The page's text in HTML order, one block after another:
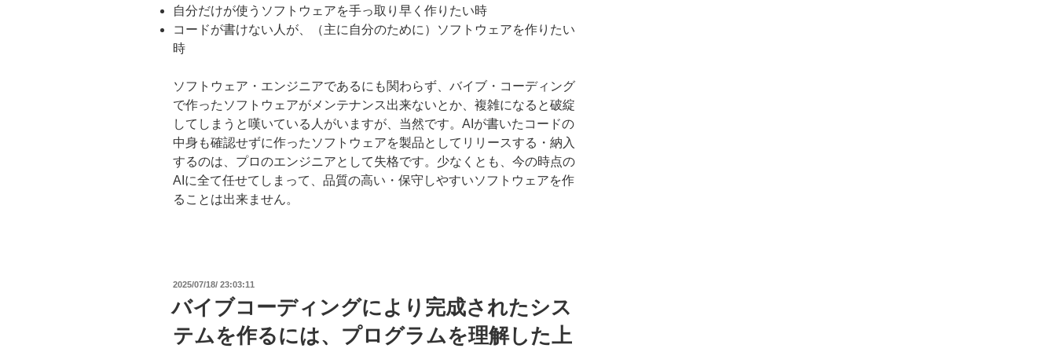
自分だけが使うソフトウェアを手っ取り早く作りたい時
コードが書けない人が、（主に自分のために）ソフトウェアを作りたい
時
ソフトウェア・エンジニアであるにも関わらず、バイブ・コーディング
で作ったソフトウェアがメンテナンス出来ないとか、複雑になると破綻
してしまうと嘆いている人がいますが、当然です。AIが書いたコードの
中身も確認せずに作ったソフトウェアを製品としてリリースする・納入
するのは、プロのエンジニアとして失格です。少なくとも、今の時点の
AIに全て任せてしまって、品質の高い・保守しやすいソフトウェアを作
ることは出来ません。
投
日:
2025/07/18/ 23:03:11
バイブコーディングにより完成されたシス
テムを作るには、プログラムを理解した上